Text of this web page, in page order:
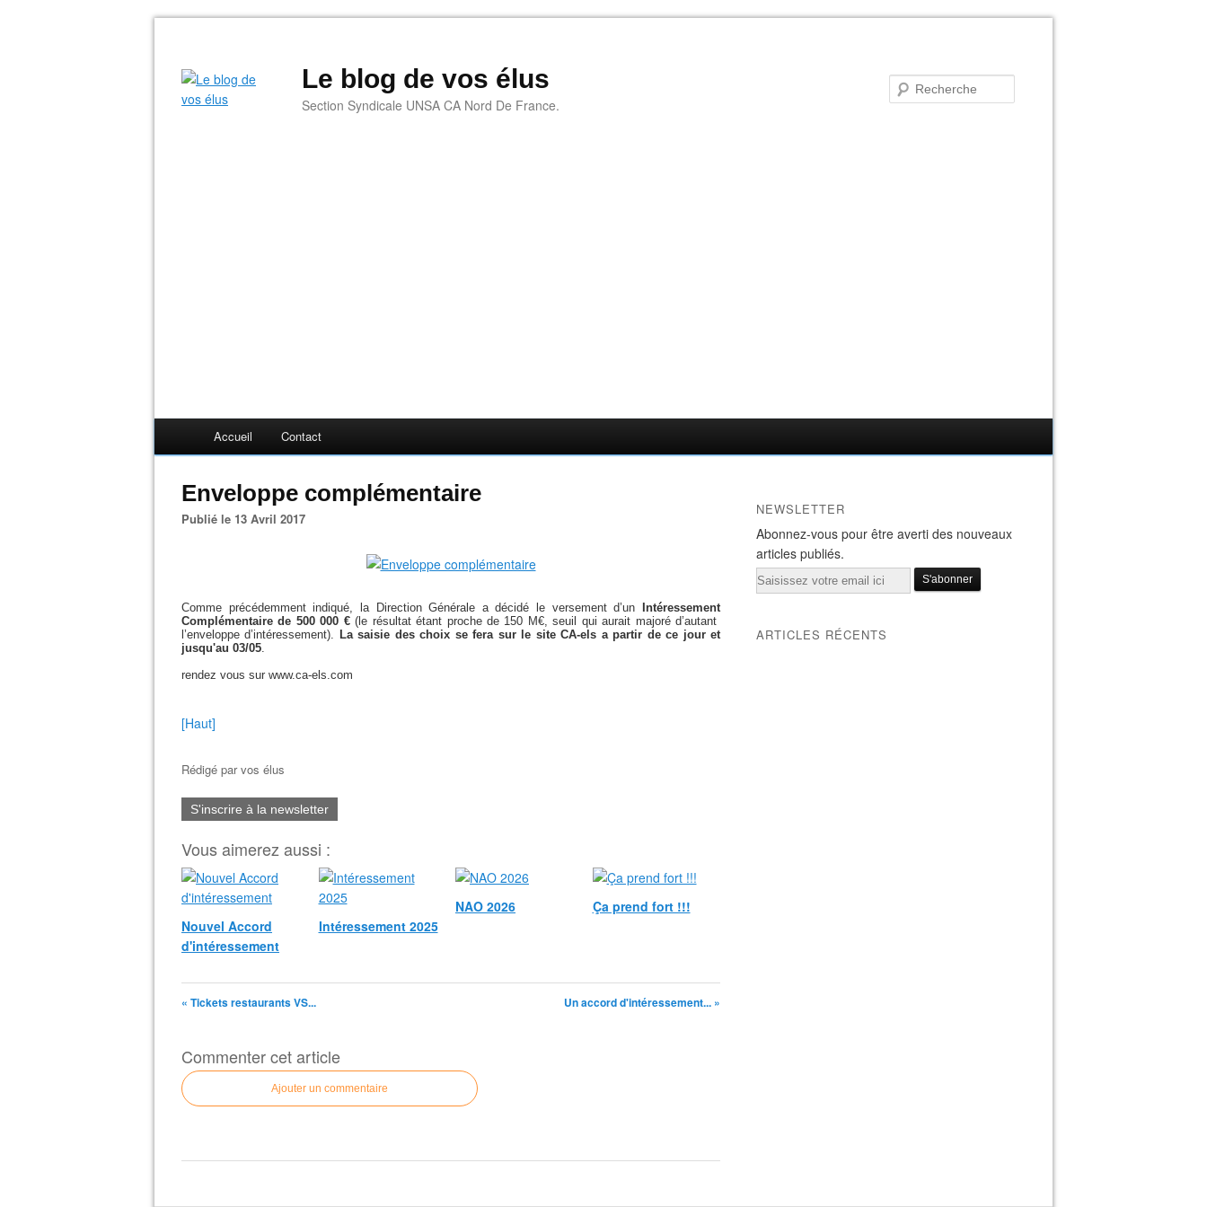
Le blog de vos élus
Section Syndicale UNSA CA Nord De France.
Accueil Contact
Enveloppe complémentaire
Publié le 13 Avril 2017
Comme précédemment indiqué, la Direction Générale a décidé le versement d’un
Intéressement
Complémentaire de 500 000 €(le résultat étant proche de 150 M€, seuil qui aurait majoré d’autant
l’enveloppe d’intéressement). La saisie des choix se fera sur le site CA-els a partir de ce jour et
jusqu'au 03/05.
rendez vous sur www.ca-els.com
[Haut]
Rédigé parvos élus
S'inscrire à la newsletter
Vous aimerez aussi :
Nouvel Accord
d'intéressement
Intéressement 2025
NAO 2026 Ça prend fort !!!
« Tickets restaurants VS... Un accord d'intéressement... »
Commenter cet article
Ajouter un commentaire
NEWSLETTER
Abonnez-vous pour être averti des nouveaux
articles publiés.
Email
ARTICLES RÉCENTS